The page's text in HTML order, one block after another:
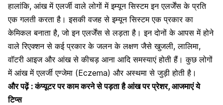
हालांकि, आंख में एलर्जी वाले लोगों में इम्यून सिस्टम इन एलर्जेंस के प्रति
एक गलती करता है। इसकी वजह से इम्यून सिस्टम एक प्रकार का
केमिकल बनाता है, जो इन एलर्जेंस से लड़ता है। इन दोनों के आपस में होने
वाले रिएक्शन से कई प्रकार के जलन के लक्षण जैसे खुजली, लालिमा,
वॉटरी आइज और आंख से कीचड़ आना आदि समस्याएं होती हैं। कुछ लोगों
में आंख मेंएलर्जी एग्जेमा (Eczema) और अस्थमा से जुड़ी होती है।
और पढ़ें :कंप्यूटर पर काम करने से पड़ता है आंख पर प्रेशर, आजमाएं ये
टिप्स